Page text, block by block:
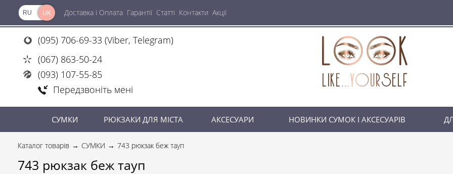
UK
RU Доставка і Оплата Гарантії Статті Контакти Акції
(095) 706-69-33 (Viber, Telegram)
(067) 863-50-24
(093) 107-55-85
Передзвоніть мені
СУМКИ РЮКЗАКИ ДЛЯ МІСТА АКСЕСУАРИ НОВИНКИ СУМОК І АКСЕСУАРІВ
Каталог товарів СУМКИ 743 рюкзак беж тауп
743 рюкзак беж тауп